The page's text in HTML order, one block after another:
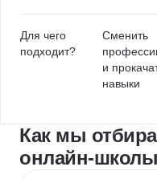
Для чего
подходит?
Сменить
и
навыки
Как мы
онлайн-школы